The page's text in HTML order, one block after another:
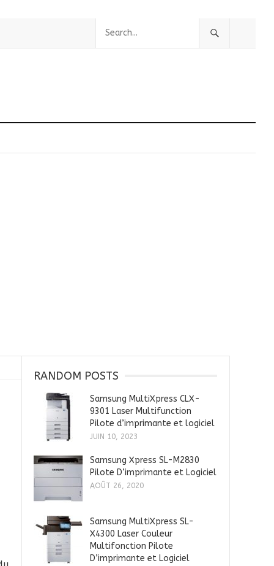
RANDOM POSTS
Samsung MultiXpress CLX-
9301 Laser Multifunction
Pilote d’imprimante et logiciel
JUIN 10, 2023
Samsung Xpress SL-M2830
Pilote D’imprimante et Logiciel
AOÛT 26, 2020
Samsung MultiXpress SL-
X4300 Laser Couleur
Multifonction Pilote
D’imprimante et Logiciel